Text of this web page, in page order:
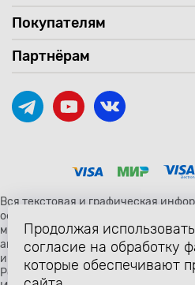
Покупателям
Партнёрам
Вся текстовая и графическая
оформление страницы
международными законами и
авторских прав и
и 1260 главы 70 «Авторское право»
Российской Федерации от 18
Продолжая
согласие на обработку
которые обеспечивают